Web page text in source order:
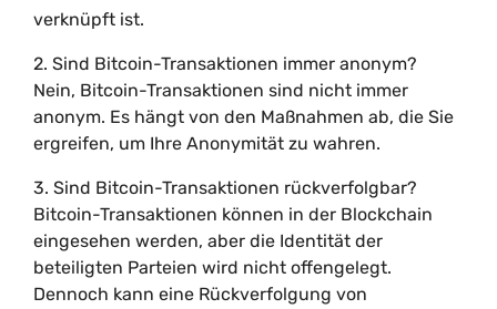
verknüpft ist.
2. Sind Bitcoin-Transaktionen immer anonym?
Nein, Bitcoin-Transaktionen sind nicht immer
anonym. Es hängt von den Maßnahmen ab, die Sie
ergreifen, um Ihre Anonymität zu wahren.
3. Sind Bitcoin-Transaktionen rückverfolgbar?
Bitcoin-Transaktionen können in der Blockchain
eingesehen werden, aber die Identität der
beteiligten Parteien wird nicht offengelegt.
Dennoch kann eine Rückverfolgung von